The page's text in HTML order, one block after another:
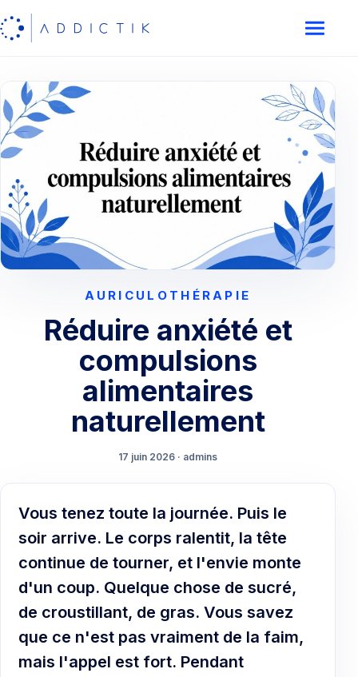
AURICULOTHÉRAPIE
Réduire anxiété et
compulsions
alimentaires
naturellement
17 juin 2026 · admins
Vous tenez toute la journée. Puis le
soir arrive. Le corps ralentit, la tête
continue de tourner, et l'envie monte
d'un coup. Quelque chose de sucré,
de croustillant, de gras. Vous savez
que ce n'est pas vraiment de la faim,
mais l'appel est fort. Pendant